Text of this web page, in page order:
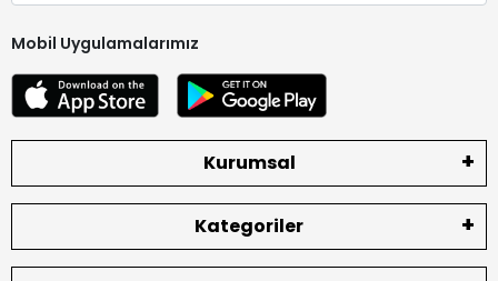
Mobil Uygulamalarımız
Kurumsal
Kategoriler